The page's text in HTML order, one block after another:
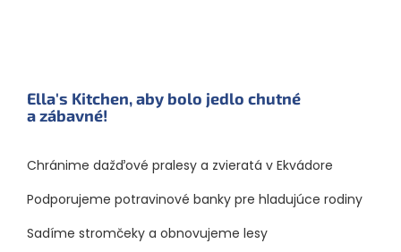
Ella's Kitchen, aby bolo jedlo chutné
a zábavné!
Chránime dažďové pralesy a zvieratá v Ekvádore
Podporujeme potravinové banky pre hladujúce rodiny
Sadíme stromčeky a obnovujeme lesy